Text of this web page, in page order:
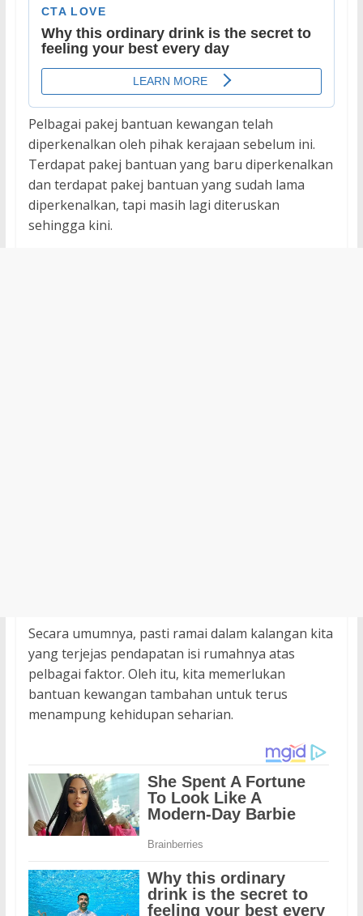
Pelbagai pakej bantuan kewangan telah
diperkenalkan oleh pihak kerajaan sebelum ini.
Terdapat pakej bantuan yang baru diperkenalkan
dan terdapat pakej bantuan yang sudah lama
diperkenalkan, tapi masih lagi diteruskan
sehingga kini.
Secara umumnya, pasti ramai dalam kalangan kita
yang terjejas pendapatan isi rumahnya atas
pelbagai faktor. Oleh itu, kita memerlukan
bantuan kewangan tambahan untuk terus
menampung kehidupan seharian.